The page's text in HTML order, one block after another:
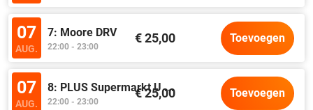
07
AUG.
7: Moore DRV
22:00 - 23:00
€ 25,00 Toevoegen
07
AUG.
8: PLUS Supermarkt U...
22:00 - 23:00
€ 25,00 Toevoegen